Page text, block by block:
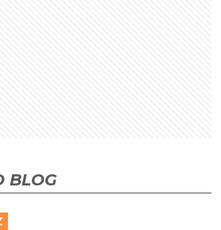
BLOG